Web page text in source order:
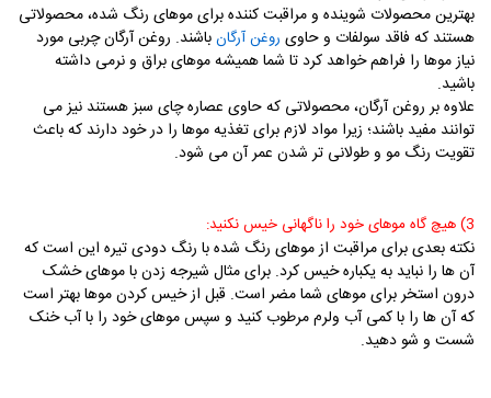
بهترین محصولات شوینده و مراقبت کننده برای موهای رنگ شده، محصولاتی
هستند که فاقد سولفات و حاوی روغن آرگانباشند. روغن آرگان چربی مورد
نیاز موها را فراهم خواهد کرد تا شما همیشه موهای براق و نرمی داشته
باشید.
علاوه بر روغن آرگان، محصولاتی که حاوی عصاره چای سبز هستند نیز می
توانند مفید باشند؛ زیرا مواد لازم برای تغذیه موها را در خود دارند که باعث
تقویت رنگ مو و طولانی تر شدن عمر آن می شود.
3) هیچ گاه موهای خود را ناگهانی خیس نکنید:
نکته بعدی برای مراقبت از موهای رنگ شده با رنگ دودی تیره این است که
آن ها را نباید به یکباره خیس کرد. برای مثال شیرجه زدن با موهای خشک
درون استخر برای موهای شما مضر است. قبل از خیس کردن موها بهتر است
که آن ها را با کمی آب ولرم مرطوب کنید و سپس موهای خود را با آب خنک
شست و شو دهید.